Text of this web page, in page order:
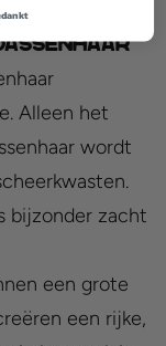
Alleen het
wordt
bijzonder zacht
een grote
een rijke,